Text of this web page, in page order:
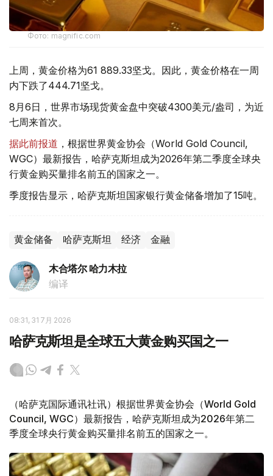
Фото: magnific.com
上周，黄金价格为61 889.33坚戈。因此，黄金价格在一周
内下跌了444.71坚戈。
8月6日，世界市场现货黄金盘中突破4300美元/盎司，为近
七周来首次。
据此前报道 ，根据世界黄金协会（World Gold Council,
WGC）最新报告，哈萨克斯坦成为2026年第二季度全球央
行黄金购买量排名前五的国家之一。
季度报告显示，哈萨克斯坦国家银行黄金储备增加了15吨。
黄金储备 哈萨克斯坦 经济 金融
木合塔尔 哈力木拉
编译
08:31, 31 7月 2026
哈萨克斯坦是全球五大黄金购买国之一
（哈萨克国际通讯社讯）根据世界黄金协会（World Gold
Council, WGC）最新报告，哈萨克斯坦成为2026年第二
季度全球央行黄金购买量排名前五的国家之一。